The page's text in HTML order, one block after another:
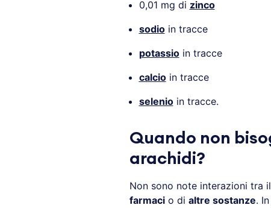
0,01 mg di zinco
sodioin tracce
potassioin tracce
calcioin tracce
selenioin tracce.
Quando non
arachidi?
Non sono note interazioni tra
farmacio di altre sostanze.